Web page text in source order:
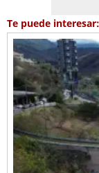
Te puede interesar: